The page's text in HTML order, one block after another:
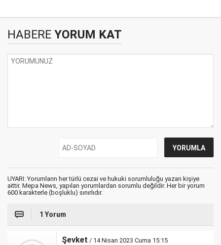
HABERE YORUM KAT
UYARI: Yorumların her türlü cezai ve hukuki sorumluluğu yazan kişiye
aittir. Mepa News, yapılan yorumlardan sorumlu değildir. Her bir yorum
600 karakterle (boşluklu) sınırlıdır.
1 Yorum
Şevket / 14 Nisan 2023 Cuma 15:15